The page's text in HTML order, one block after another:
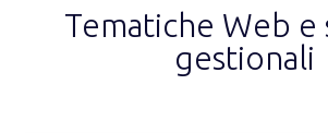
Tematiche Web e
gestionali